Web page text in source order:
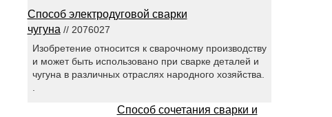
Способ электродуговой сварки
чугуна // 2076027
Изобретение относится к сварочному производству
и может быть использовано при сварке деталей и
чугуна в различных отраслях народного хозяйства.
Способ сочетания сварки и